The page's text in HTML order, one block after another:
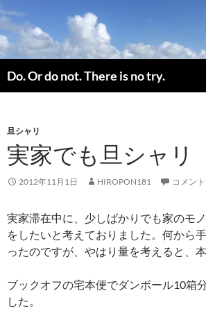
コ
ン
テ
ン
ツ
へ
キ
プ
Do. Or do not. There is no try.
索
旦シャリ
実家でも旦シャリ
2012年11月1日 HIROPON181 コメン
実家滞在中に、少しばかりでも家のモ
をしたいと考えておりました。何から
ったのですが、やはり量を考えると、
ブックオフの宅本便でダンボール10箱
した。